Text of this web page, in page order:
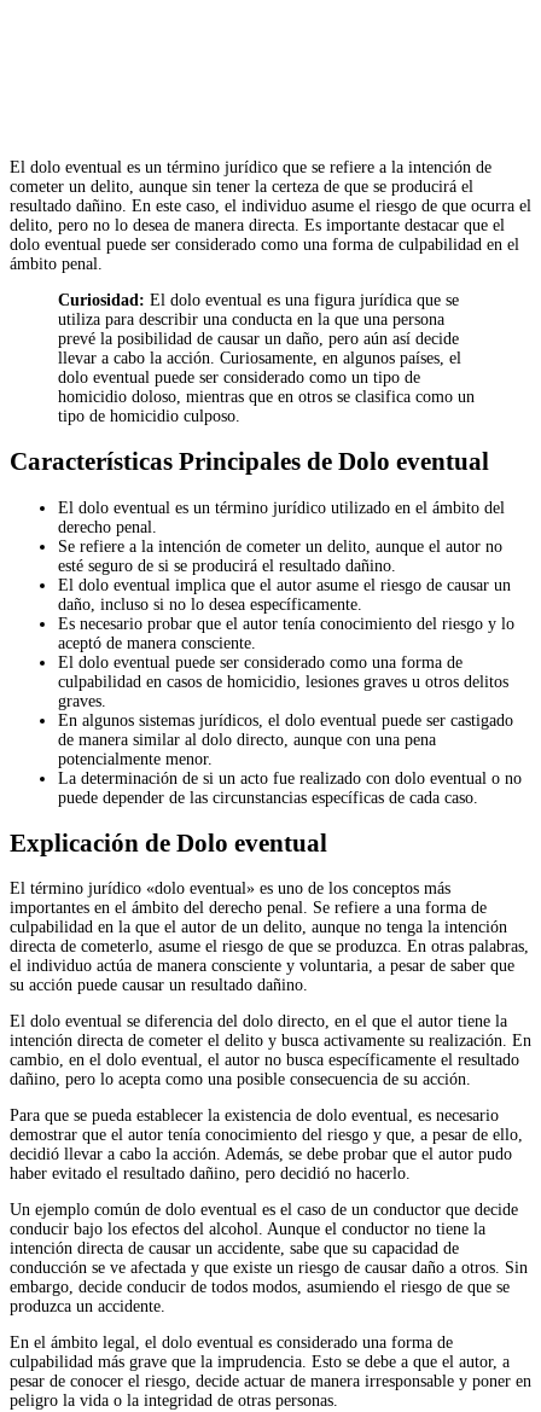
El dolo eventual es un término jurídico que se refiere a la intención de
cometer un delito, aunque sin tener la certeza de que se producirá el
resultado dañino. En este caso, el individuo asume el riesgo de que ocurra el
delito, pero no lo desea de manera directa. Es importante destacar que el
dolo eventual puede ser considerado como una forma de culpabilidad en el
ámbito penal.
Curiosidad: El dolo eventual es una figura jurídica que se
utiliza para describir una conducta en la que una persona
prevé la posibilidad de causar un daño, pero aún así decide
llevar a cabo la acción. Curiosamente, en algunos países, el
dolo eventual puede ser considerado como un tipo de
homicidio doloso, mientras que en otros se clasifica como un
tipo de homicidio culposo.
Características Principales de Dolo eventual
El dolo eventual es un término jurídico utilizado en el ámbito del
derecho penal.
Se refiere a la intención de cometer un delito, aunque el autor no
esté seguro de si se producirá el resultado dañino.
El dolo eventual implica que el autor asume el riesgo de causar un
daño, incluso si no lo desea específicamente.
Es necesario probar que el autor tenía conocimiento del riesgo y lo
aceptó de manera consciente.
El dolo eventual puede ser considerado como una forma de
culpabilidad en casos de homicidio, lesiones graves u otros delitos
graves.
En algunos sistemas jurídicos, el dolo eventual puede ser castigado
de manera similar al dolo directo, aunque con una pena
potencialmente menor.
La determinación de si un acto fue realizado con dolo eventual o no
puede depender de las circunstancias específicas de cada caso.
Explicación de Dolo eventual
El término jurídico «dolo eventual» es uno de los conceptos más
importantes en el ámbito del derecho penal. Se refiere a una forma de
culpabilidad en la que el autor de un delito, aunque no tenga la intención
directa de cometerlo, asume el riesgo de que se produzca. En otras palabras,
el individuo actúa de manera consciente y voluntaria, a pesar de saber que
su acción puede causar un resultado dañino.
El dolo eventual se diferencia del dolo directo, en el que el autor tiene la
intención directa de cometer el delito y busca activamente su realización. En
cambio, en el dolo eventual, el autor no busca específicamente el resultado
dañino, pero lo acepta como una posible consecuencia de su acción.
Para que se pueda establecer la existencia de dolo eventual, es necesario
demostrar que el autor tenía conocimiento del riesgo y que, a pesar de ello,
decidió llevar a cabo la acción. Además, se debe probar que el autor pudo
haber evitado el resultado dañino, pero decidió no hacerlo.
Un ejemplo común de dolo eventual es el caso de un conductor que decide
conducir bajo los efectos del alcohol. Aunque el conductor no tiene la
intención directa de causar un accidente, sabe que su capacidad de
conducción se ve afectada y que existe un riesgo de causar daño a otros. Sin
embargo, decide conducir de todos modos, asumiendo el riesgo de que se
produzca un accidente.
En el ámbito legal, el dolo eventual es considerado una forma de
culpabilidad más grave que la imprudencia. Esto se debe a que el autor, a
pesar de conocer el riesgo, decide actuar de manera irresponsable y poner en
peligro la vida o la integridad de otras personas.